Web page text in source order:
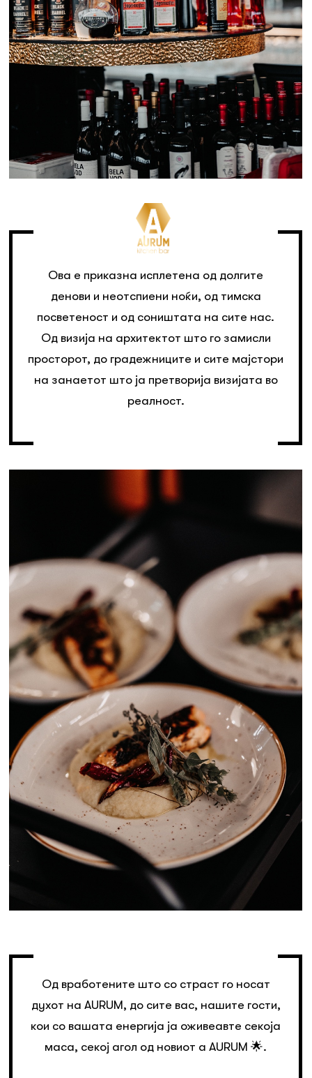
Ова е приказна исплетена од долгите
денови и неотспиени ноќи, од тимска
посветеност и од соништата на сите нас.
Од визија на архитектот што го замисли
просторот, до градежниците и сите мајстори
на занаетот што ја претворија визијата во
реалност.
Од вработените што со страст го носат
духот на AURUM, до сите вас, нашите гости,
кои со вашата енергија ја оживеавте секоја
маса, секој агол од новиот a AURUM 🌟.